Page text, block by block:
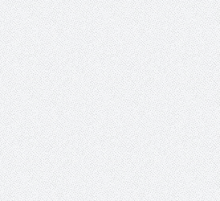
Η Φροντίδα Έχει Πολλές Μορφές:
Τρία Βήματα Μπροστά για Σένα και
Όψεις και Απόψεις
Αξίζει